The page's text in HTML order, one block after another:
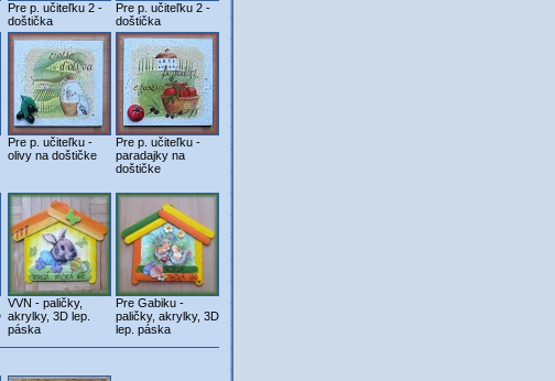
Pre p. učiteľku 2 -
doštička
Pre p. učiteľku 2 -
doštička
Pre p. učiteľku -
olivy na doštičke
Pre p. učiteľku -
paradajky na
doštičke
VVN - paličky,
akrylky, 3D lep.
páska
Pre Gabiku -
paličky, akrylky, 3D
lep. páska